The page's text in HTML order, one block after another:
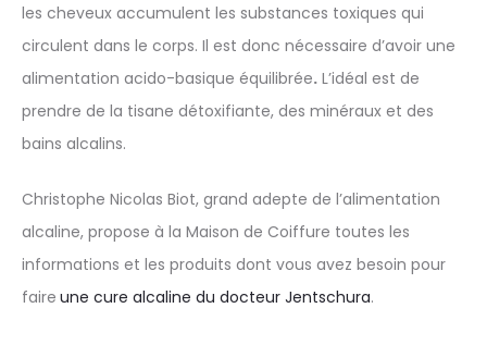
les cheveux accumulent les substances toxiques qui
circulent dans le corps. Il est donc nécessaire d’avoir une
alimentation acido-basique équilibrée. L’idéal est de
prendre de la tisane détoxifiante, des minéraux et des
bains alcalins.
Christophe Nicolas Biot, grand adepte de l’alimentation
alcaline, propose à la Maison de Coiffure toutes les
informations et les produits dont vous avez besoin pour
faire une cure alcaline du docteur Jentschura.